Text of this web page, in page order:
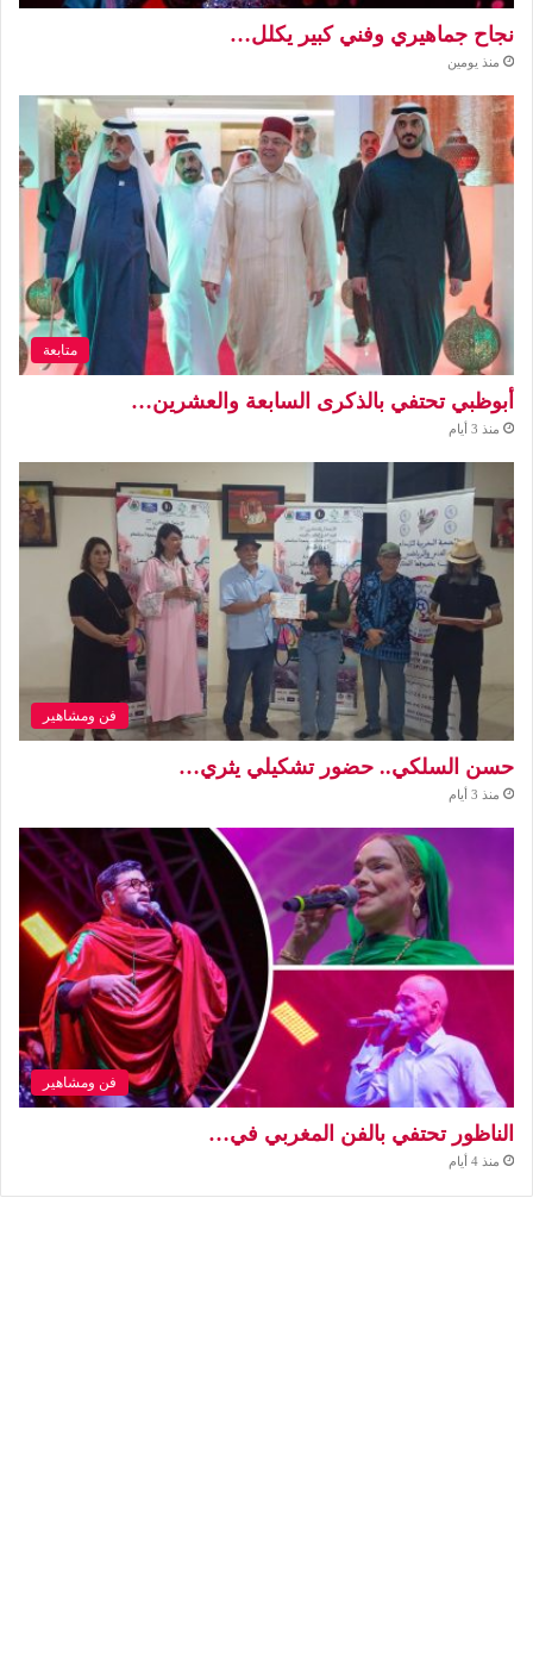
نجاح جماهيري وفني كبير يكلل…
منذ يومين
متابعة
أبوظبي تحتفي بالذكرى السابعة والعشرين…
منذ 3 أيام
فن ومشاهير
حسن السلكي.. حضور تشكيلي يثري…
منذ 3 أيام
فن ومشاهير
الناظور تحتفي بالفن المغربي في…
منذ 4 أيام